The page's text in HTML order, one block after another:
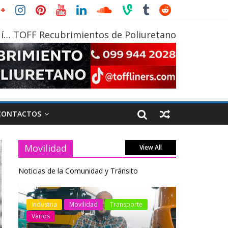
TOFF Recubrimientos de Poliuretano
Movilidad View All
Noticias de la Comunidad y Tránsito
Movilidad
Transporte
Industria Movilidad